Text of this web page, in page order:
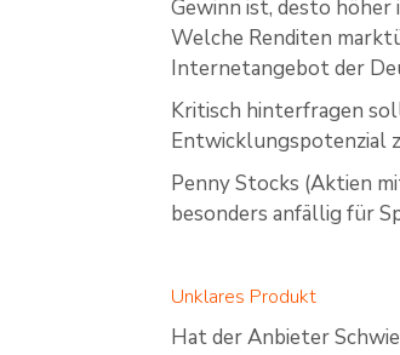
Gewinn ist, desto höher
Welche Renditen
Internetangebot der
Kritisch hinterfragen
Entwicklungspotenzial
Penny Stocks (Aktien
besonders anfällig für
Unklares Produkt
Hat der Anbieter